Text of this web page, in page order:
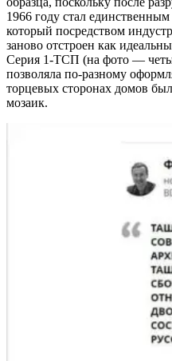
1966 году стал
который посредством
заново отстроен как
Серия 1-ТСП (на фото —
позволяла по-разному
торцевых сторонах домов
мозаик.